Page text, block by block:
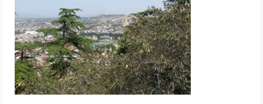
ASV
Melnkalne
Grieķija